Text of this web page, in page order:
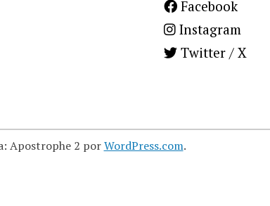
Facebook
Instagram
Twitter / X
Apostrophe 2 porWordPress.com.